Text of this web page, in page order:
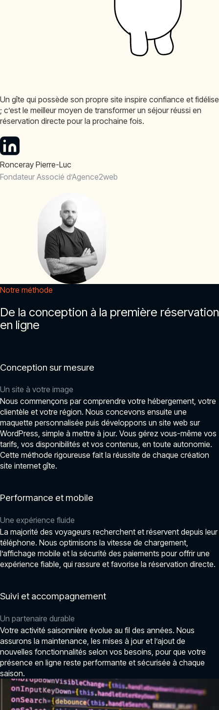
Un gîte qui possède son propre site inspire confiance et fidélise
; c’est le meilleur moyen de transformer un séjour réussi en
réservation directe pour la prochaine fois.
Ronceray Pierre-Luc
Fondateur Associé d’Agence2web
Notre méthode
De la conception à la première réservation
en ligne
Conception sur mesure
Un site à votre image
Nous commençons par comprendre votre hébergement, votre
clientèle et votre région. Nous concevons ensuite une
maquette personnalisée puis développons un site web sur
WordPress, simple à mettre à jour. Vous gérez vous-même vos
tarifs, vos disponibilités et vos contenus, en toute autonomie.
Cette méthode rigoureuse fait la réussite de chaque création
site internet gîte.
Performance et mobile
Une expérience fluide
La majorité des voyageurs recherchent et réservent depuis leur
téléphone. Nous optimisons la vitesse de chargement,
l’affichage mobile et la sécurité des paiements pour offrir une
expérience fiable, qui rassure et favorise la réservation directe.
Suivi et accompagnement
Un partenaire durable
Votre activité saisonnière évolue au fil des années. Nous
assurons la maintenance, les mises à jour et l’ajout de
nouvelles fonctionnalités selon vos besoins, pour que votre
présence en ligne reste performante et sécurisée à chaque
saison.